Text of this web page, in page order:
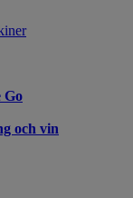
Go
och vin